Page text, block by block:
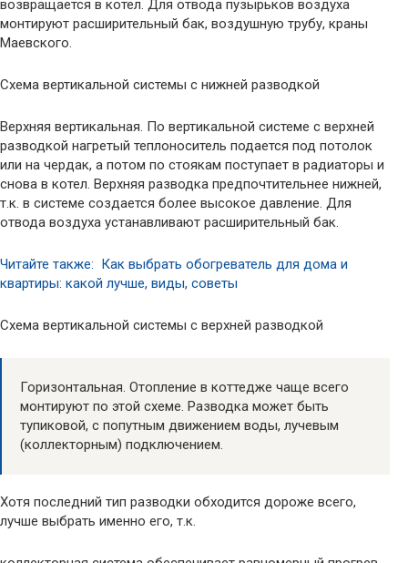
возвращается в котел. Для отвода пузырьков воздуха
монтируют расширительный бак, воздушную трубу, краны
Маевского.
Схема вертикальной системы с нижней разводкой
Верхняя вертикальная. По вертикальной системе с верхней
разводкой нагретый теплоноситель подается под потолок
или на чердак, а потом по стоякам поступает в радиаторы и
снова в котел. Верхняя разводка предпочтительнее нижней,
т.к. в системе создается более высокое давление. Для
отвода воздуха устанавливают расширительный бак.
Читайте также: Как выбрать обогреватель для дома и
квартиры: какой лучше, виды, советы
Схема вертикальной системы с верхней разводкой
Горизонтальная. Отопление в коттедже чаще всего
монтируют по этой схеме. Разводка может быть
тупиковой, с попутным движением воды, лучевым
(коллекторным) подключением.
Хотя последний тип разводки обходится дороже всего,
лучше выбрать именно его, т.к.